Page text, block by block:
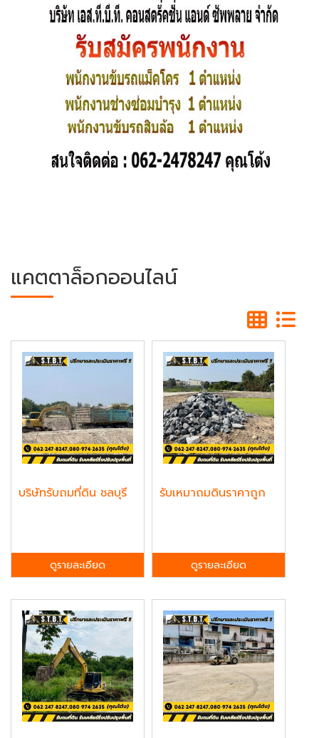
แคตตาล็อกออนไลน์
บริษัทรับถมที่ดิน ชลบุรี
ดูรายละเอียด
รับเหมาถมดินราคาถูก
ดูรายละเอียด